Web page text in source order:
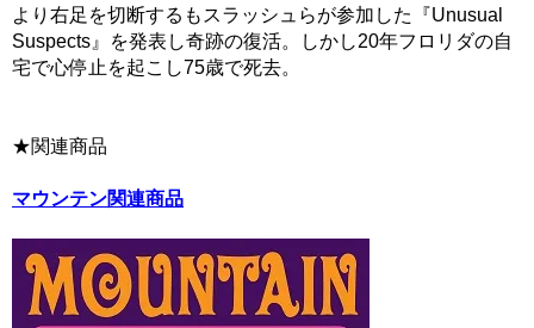
より右足を切断するもスラッシュらが参加した『Unusual
Suspects』を発表し奇跡の復活。しかし20年フロリダの自
宅で心停止を起こし75歳で死去。
★関連商品
マウンテン関連商品